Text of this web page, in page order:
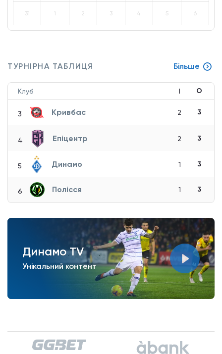
31 1 2 3 4 5 6
ТУРНІРНА ТАБЛИЦЯ Більше
Клуб І О
3 Кривбас 2 3
4 Епіцентр 2 3
5 Динамо 1 3
6 Полісся 1 3
Динамо TV
Унікальний контент